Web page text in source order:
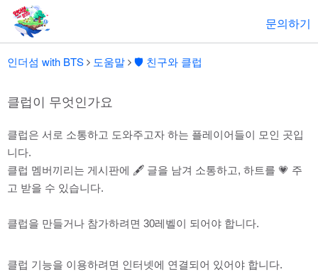
문의하기
인더섬 with BTS 도움말 🛡️ 친구와 클럽
클럽이 무엇인가요
클럽은 서로 소통하고 도와주고자 하는 플레이어들이 모인 곳입
니다.
클럽 멤버끼리는 게시판에 🖋 글을 남겨 소통하고, 하트를 💗 주
고 받을 수 있습니다.
클럽을 만들거나 참가하려면 30레벨이 되어야 합니다.
클럽 기능을 이용하려면 인터넷에 연결되어 있어야 합니다.